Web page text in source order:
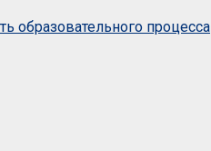
образовательного процесса